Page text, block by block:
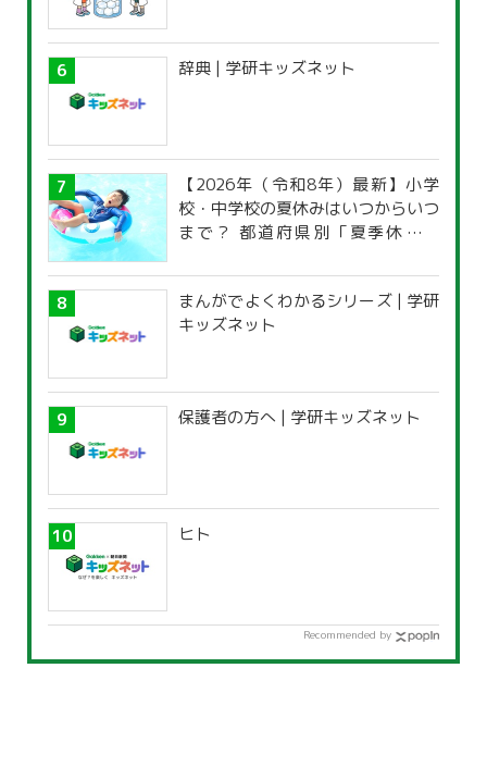
辞典 | 学研キッズネット
【2026年（令和8年）最新】小学
校・中学校の夏休みはいつからいつ
まで？ 都道府県別「夏季休暇一
まんがでよくわかるシリーズ | 学研
キッズネット
保護者の方へ | 学研キッズネット
ヒト
Recommended by